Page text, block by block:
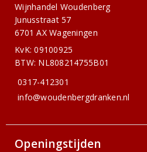
Wijnhandel Woudenberg
Junusstraat 57
6701 AX Wageningen
KvK: 09100925
BTW: NL808214755B01
0317-412301
info@woudenbergdranken.nl
Openingstijden